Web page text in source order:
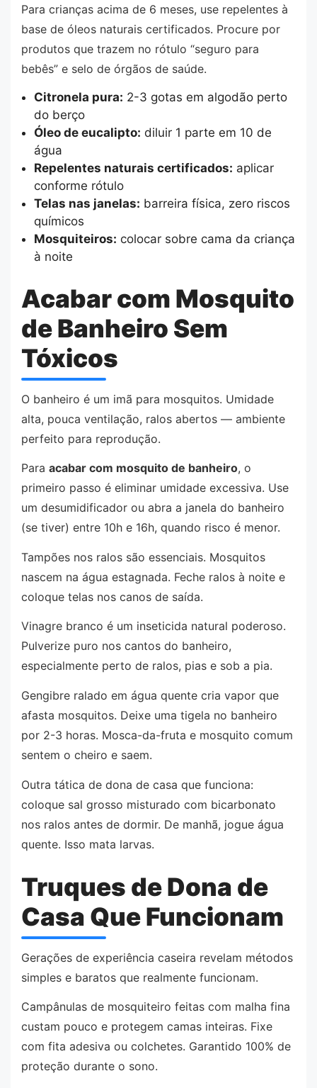
Para crianças acima de 6 meses, use repelentes à
base de óleos naturais certificados. Procure por
produtos que trazem no rótulo “seguro para
bebês” e selo de órgãos de saúde.
Citronela pura: 2-3 gotas em algodão perto
do berço
Óleo de eucalipto: diluir 1 parte em 10 de
água
Repelentes naturais certificados: aplicar
conforme rótulo
Telas nas janelas: barreira física, zero riscos
químicos
Mosquiteiros: colocar sobre cama da criança
à noite
Acabar com Mosquito
de Banheiro Sem
Tóxicos
O banheiro é um imã para mosquitos. Umidade
alta, pouca ventilação, ralos abertos — ambiente
perfeito para reprodução.
Para acabar com mosquito de banheiro, o
primeiro passo é eliminar umidade excessiva. Use
um desumidificador ou abra a janela do banheiro
(se tiver) entre 10h e 16h, quando risco é menor.
Tampões nos ralos são essenciais. Mosquitos
nascem na água estagnada. Feche ralos à noite e
coloque telas nos canos de saída.
Vinagre branco é um inseticida natural poderoso.
Pulverize puro nos cantos do banheiro,
especialmente perto de ralos, pias e sob a pia.
Gengibre ralado em água quente cria vapor que
afasta mosquitos. Deixe uma tigela no banheiro
por 2-3 horas. Mosca-da-fruta e mosquito comum
sentem o cheiro e saem.
Outra tática de dona de casa que funciona:
coloque sal grosso misturado com bicarbonato
nos ralos antes de dormir. De manhã, jogue água
quente. Isso mata larvas.
Truques de Dona de
Casa Que Funcionam
Gerações de experiência caseira revelam métodos
simples e baratos que realmente funcionam.
Campânulas de mosquiteiro feitas com malha fina
custam pouco e protegem camas inteiras. Fixe
com fita adesiva ou colchetes. Garantido 100% de
proteção durante o sono.